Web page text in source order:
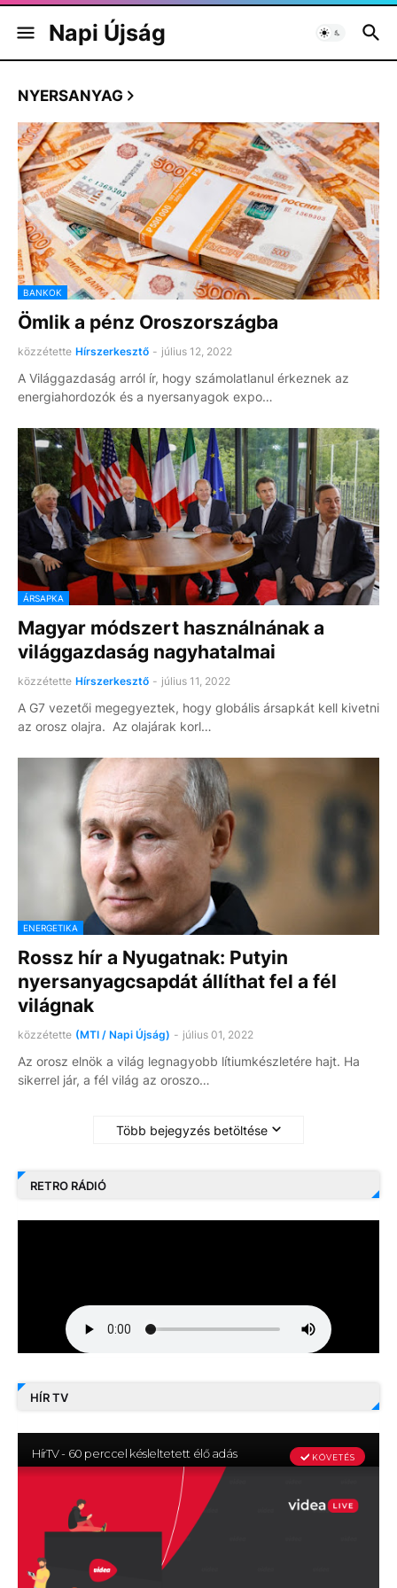
Napi Újság
NYERSANYAG
BANKOK
Ömlik a pénz Oroszországba
közzétette Hírszerkesztő - július 12, 2022
A Világgazdaság arról ír, hogy számolatlanul érkeznek az
energiahordozók és a nyersanyagok expo…
ÁRSAPKA
Magyar módszert használnának a
világgazdaság nagyhatalmai
közzétette Hírszerkesztő - július 11, 2022
A G7 vezetői megegyeztek, hogy globális ársapkát kell kivetni
az orosz olajra. Az olajárak korl…
ENERGETIKA
Rossz hír a Nyugatnak: Putyin
nyersanyagcsapdát állíthat fel a fél
világnak
közzétette (MTI / Napi Újság) - július 01, 2022
Az orosz elnök a világ legnagyobb lítiumkészletére hajt. Ha
sikerrel jár, a fél világ az oroszo…
Több bejegyzés betöltése
RETRO RÁDIÓ
HÍR TV